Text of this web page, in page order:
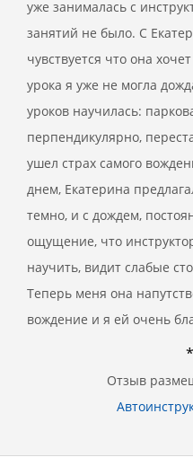
уже занималась с
занятий не было. С
чувствуется что она
урока я уже не могла
уроков научилась:
перпендикулярно,
ушел страх самого
днем, Екатерина
темно, и с дождем,
ощущение, что
научить, видит слабые
Теперь меня она
вождение и я ей очень
Отзыв